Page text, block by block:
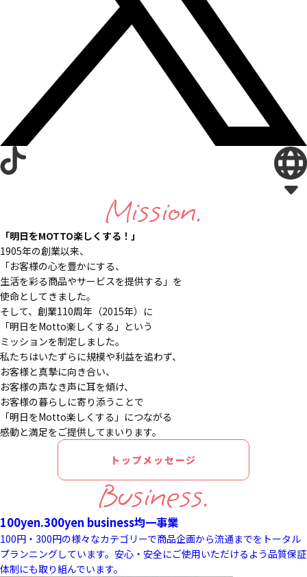
Mission.
「明日をMOTTO楽しくする！」
1905年の創業以来、
「お客様の心を豊かにする、
生活を彩る商品やサービスを提供する」を
使命としてきました。
そして、創業110周年（2015年）に
「明日をMotto楽しくする」という
ミッションを制定しました。
私たちはいたずらに規模や利益を追わず、
お客様と真摯に向き合い、
お客様の声なき声に耳を傾け、
お客様の暮らしに寄り添うことで
「明日をMotto楽しくする」につながる
感動と満足をご提供してまいります。
トップメッセージ
Business.
100yen.300yen business均一事業
100円・300円の様々なカテゴリーで商品企画から流通までをトータル
プランニングしています。安心・安全にご使用いただけるよう品質保証
体制にも取り組んでいます。